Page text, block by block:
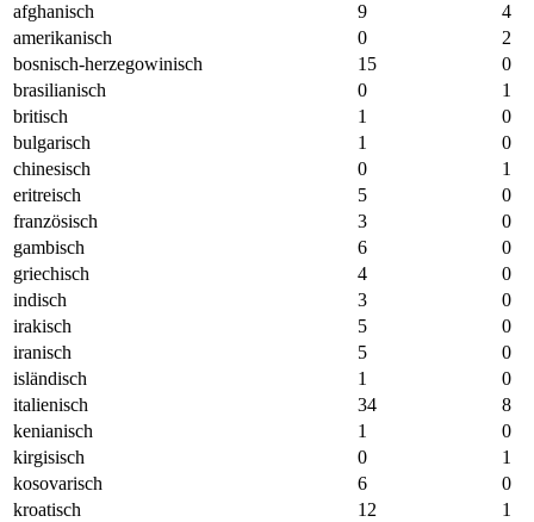
afghanisch
9
4
amerikanisch
0
2
bosnisch-herzegowinisch
15
0
brasilianisch
0
1
britisch
1
0
bulgarisch
1
0
chinesisch
0
1
eritreisch
5
0
französisch
3
0
gambisch
6
0
griechisch
4
0
indisch
3
0
irakisch
5
0
iranisch
5
0
isländisch
1
0
italienisch
34
8
kenianisch
1
0
kirgisisch
0
1
kosovarisch
6
0
kroatisch
12
1